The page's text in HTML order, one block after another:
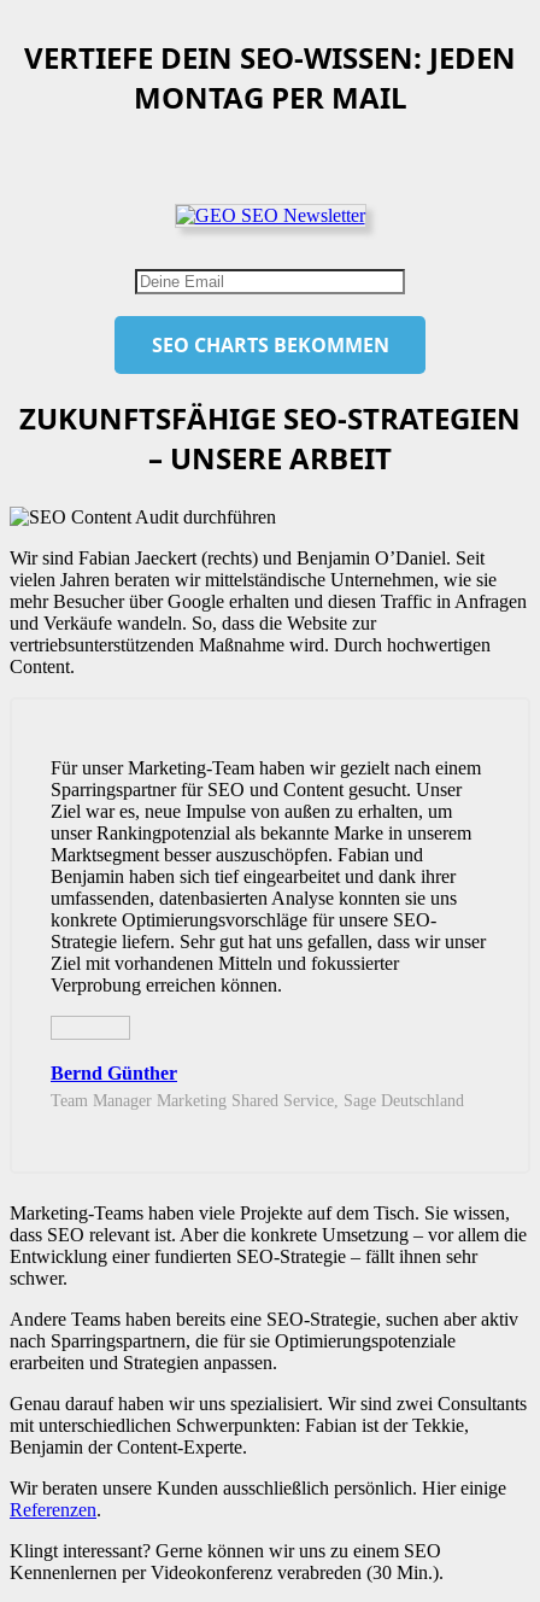
VERTIEFE DEIN SEO-WISSEN: JEDEN
MONTAG PER MAIL
ZUKUNFTSFÄHIGE SEO-STRATEGIEN
– UNSERE ARBEIT
Wir sind Fabian Jaeckert (rechts) und Benjamin O’Daniel. Seit
vielen Jahren beraten wir mittelständische Unternehmen, wie sie
mehr Besucher über Google erhalten und diesen Traffic in Anfragen
und Verkäufe wandeln. So, dass die Website zur
vertriebsunterstützenden Maßnahme wird. Durch hochwertigen
Content.
Für unser Marketing-Team haben wir gezielt nach einem
Sparringspartner für SEO und Content gesucht. Unser
Ziel war es, neue Impulse von außen zu erhalten, um
unser Rankingpotenzial als bekannte Marke in unserem
Marktsegment besser auszuschöpfen. Fabian und
Benjamin haben sich tief eingearbeitet und dank ihrer
umfassenden, datenbasierten Analyse konnten sie uns
konkrete Optimierungsvorschläge für unsere SEO-
Strategie liefern. Sehr gut hat uns gefallen, dass wir unser
Ziel mit vorhandenen Mitteln und fokussierter
Verprobung erreichen können.
Bernd Günther
Team Manager Marketing Shared Service, Sage Deutschland
Marketing-Teams haben viele Projekte auf dem Tisch. Sie wissen,
dass SEO relevant ist. Aber die konkrete Umsetzung – vor allem die
Entwicklung einer fundierten SEO-Strategie – fällt ihnen sehr
schwer.
Andere Teams haben bereits eine SEO-Strategie, suchen aber aktiv
nach Sparringspartnern, die für sie Optimierungspotenziale
erarbeiten und Strategien anpassen.
Genau darauf haben wir uns spezialisiert. Wir sind zwei Consultants
mit unterschiedlichen Schwerpunkten: Fabian ist der Tekkie,
Benjamin der Content-Experte.
Wir beraten unsere Kunden ausschließlich persönlich. Hier einige
Referenzen.
Klingt interessant? Gerne können wir uns zu einem SEO
Kennenlernen per Videokonferenz verabreden (30 Min.).